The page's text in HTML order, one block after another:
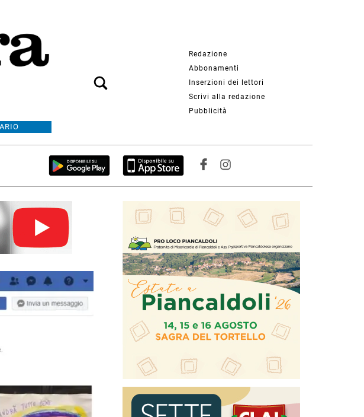
Redazione
Abbonamenti
Inserzioni dei lettori
Scrivi alla redazione
Pubblicità